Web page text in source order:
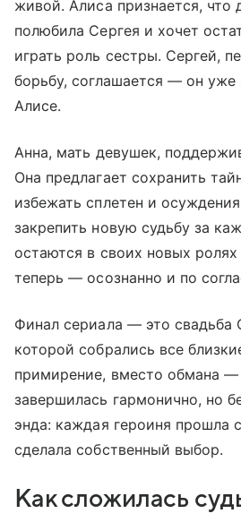
живой. Алиса признается, что
полюбила Сергея и хочет
играть роль сестры. Сергей,
борьбу, соглашается — он уже
Алисе.
Анна, мать девушек,
Она предлагает сохранить
избежать сплетен и
закрепить новую судьбу за
остаются в своих новых
теперь — осознанно и по
Финал сериала — это свадьба
которой собрались все
примирение, вместо обмана —
завершилась гармонично, но
энда: каждая героиня прошла
сделала собственный выбор.
Как сложилась